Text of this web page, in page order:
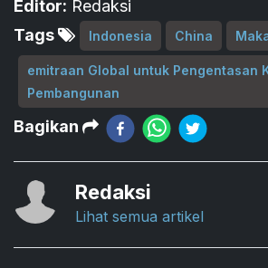
Editor: Redaksi
Tags
Indonesia China
emitraan Global untuk Pengentasan
Pembangunan
Bagikan
Redaksi
Lihat semua artikel